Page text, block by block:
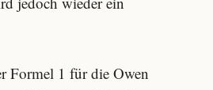
Formel 1 für die Owen